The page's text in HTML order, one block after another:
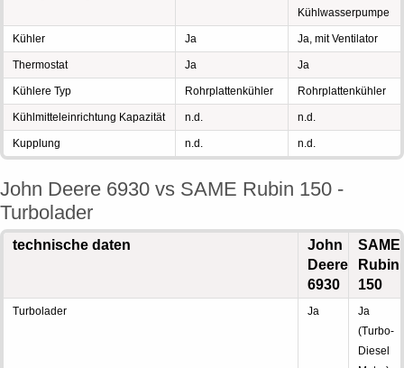
Kühlwasserpumpe
Kühler Ja Ja, mit Ventilator
Thermostat Ja Ja
Kühlere Typ Rohrplattenkühler Rohrplattenkühler
Kühlmitteleinrichtung Kapazität n.d. n.d.
Kupplung n.d. n.d.
John Deere 6930 vs SAME Rubin 150 -
Turbolader
technische daten
John
Deere
6930
SAME
Rubin
150
Turbolader Ja
Ja
(Turbo-
Diesel